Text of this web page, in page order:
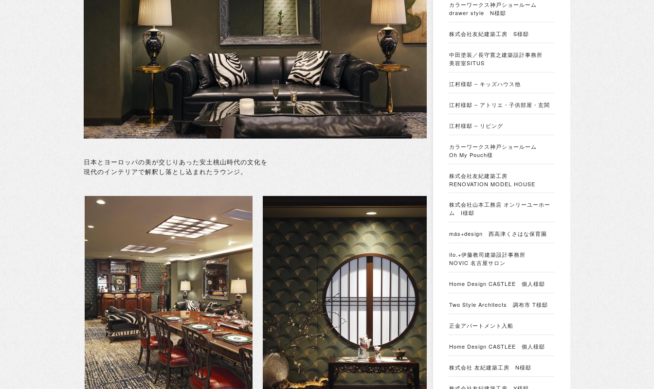
日本とヨーロッパの美が交じりあった安土桃山時代の文化を
現代のインテリアで解釈し落とし込まれたラウンジ。
カラーワークス神戸ショールーム
drawer style N様邸
株式会社友紀建築工房 S様邸
中田塗装／長守寛之建築設計事務所
美容室SITUS
江村様邸 – キッズハウス他
江村様邸 – アトリエ・子供部屋・玄関
江村様邸 – リビング
カラーワークス神戸ショールーム
Oh My Pouch様
株式会社友紀建築工房
RENOVATION MODEL HOUSE
株式会社山本工務店 オンリーユーホー
ム I様邸
más+design 西高津くさはな保育園
ito.+伊藤教司建築設計事務所
NOVIC 名古屋サロン
Home Design CASTLEE 個人様邸
Two Style Architects 調布市 T様邸
正金アパートメント入船
Home Design CASTLEE 個人様邸
株式会社 友紀建築工房 N様邸